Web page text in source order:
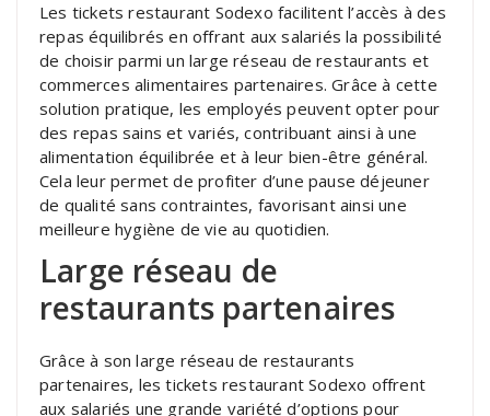
Les tickets restaurant Sodexo facilitent l’accès à des
repas équilibrés en offrant aux salariés la possibilité
de choisir parmi un large réseau de restaurants et
commerces alimentaires partenaires. Grâce à cette
solution pratique, les employés peuvent opter pour
des repas sains et variés, contribuant ainsi à une
alimentation équilibrée et à leur bien-être général.
Cela leur permet de profiter d’une pause déjeuner
de qualité sans contraintes, favorisant ainsi une
meilleure hygiène de vie au quotidien.
Large réseau de
restaurants partenaires
Grâce à son large réseau de restaurants
partenaires, les tickets restaurant Sodexo offrent
aux salariés une grande variété d’options pour